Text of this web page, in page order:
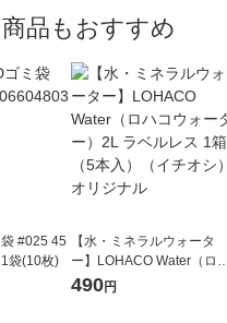
品もおすすめ
#025 45
袋(10枚)
【水・ミネラルウォータ
ー】LOHACO Water（ロハ
コウォーター）2L ラベルレ
490円